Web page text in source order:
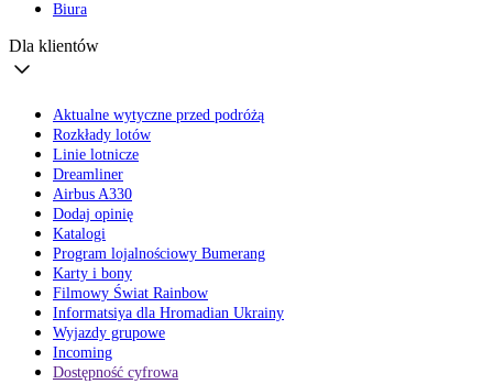
Biura
Dla klientów
Aktualne wytyczne przed podróżą
Rozkłady lotów
Linie lotnicze
Dreamliner
Airbus A330
Dodaj opinię
Katalogi
Program lojalnościowy Bumerang
Karty i bony
Filmowy Świat Rainbow
Informatsiya dla Hromadian Ukrainy
Wyjazdy grupowe
Incoming
Dostępność cyfrowa